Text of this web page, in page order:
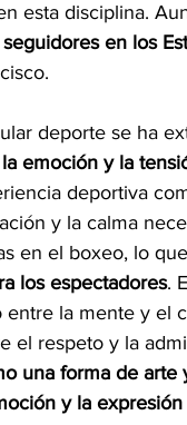
esta disciplina.
en los
deporte se ha
emoción y la
deportiva
y la calma
en el boxeo, lo
los espectadores.
entre la mente y el
el respeto y la
una forma de arte
y la